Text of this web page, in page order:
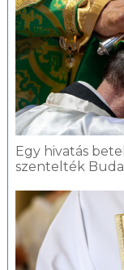
Egy hivatás
szentelték